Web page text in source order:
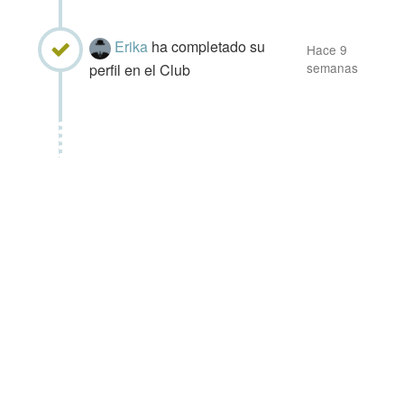
Erika ha completado su
perfil en el Club
Hace 9
semanas